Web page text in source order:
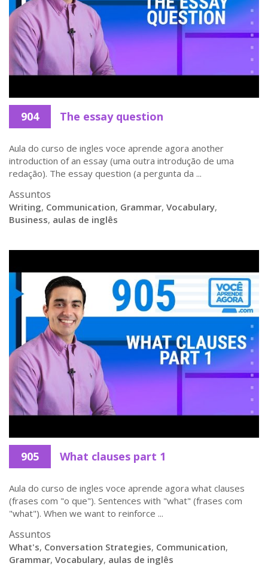
904 The essay question
Aula do curso de ingles voce aprende agora another
introduction of an essay (uma outra introdução de uma
redação). The essay question (a pergunta da ...
Assuntos
Writing, Communication, Grammar, Vocabulary,
Business, aulas de inglês
905 What clauses part 1
Aula do curso de ingles voce aprende agora what clauses
(frases com "o que"). Sentences with "what" (frases com
"what"). When we want to reinforce ...
Assuntos
What's, Conversation Strategies, Communication,
Grammar, Vocabulary, aulas de inglês